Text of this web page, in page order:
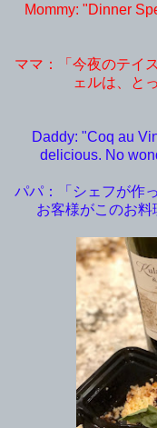
Mommy: "Dinner
ママ：「今夜のテイ
ェルは、と
Daddy: "Coq au
delicious. No
パパ：「シェフが作
お客様がこのお料